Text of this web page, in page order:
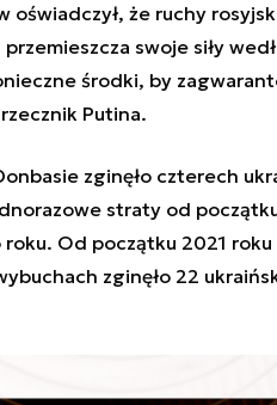
oświadczył, że ruchy
swoje siły
środki, by
Putina.
zginęło czterech
straty od
Od początku 2021 roku
zginęło 22